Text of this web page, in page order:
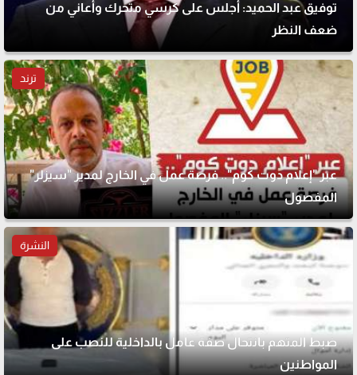
توفيق عبد الحميد: أجلس على كرسي متحرك وأعاني من
ضعف النظر
ترند
عبر "إعلام دوت كوم".. فرصة عمل في الخارج لمدير "سيزلر"
المفصول
النشرة
ضبط المتهم بانتحال صفة عامل بالداخلية للنصب على
المواطنين